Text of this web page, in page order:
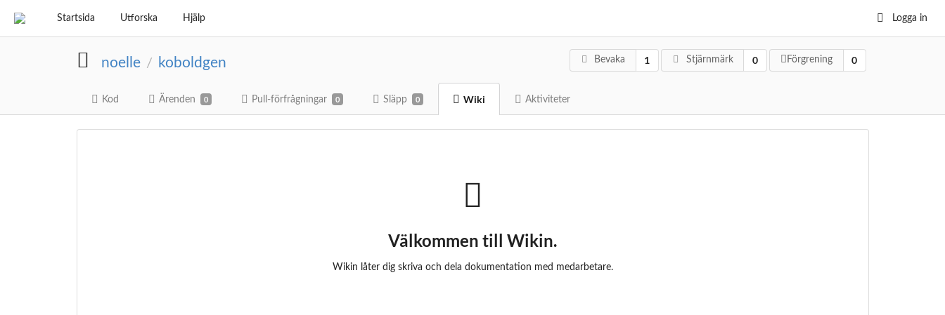
Startsida Utforska Hjälp Logga in
noelle / koboldgen Bevaka 1 Stjärnmärk 0 Förgrening 0
Kod Ärenden 0 Pull-förfrågningar 0 Släpp 0 Wiki Aktiviteter
Välkommen till Wikin.
Wikin låter dig skriva och dela dokumentation med medarbetare.